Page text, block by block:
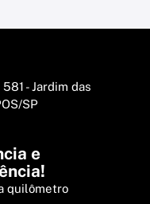
- Jardim das
SP
e
quilômetro